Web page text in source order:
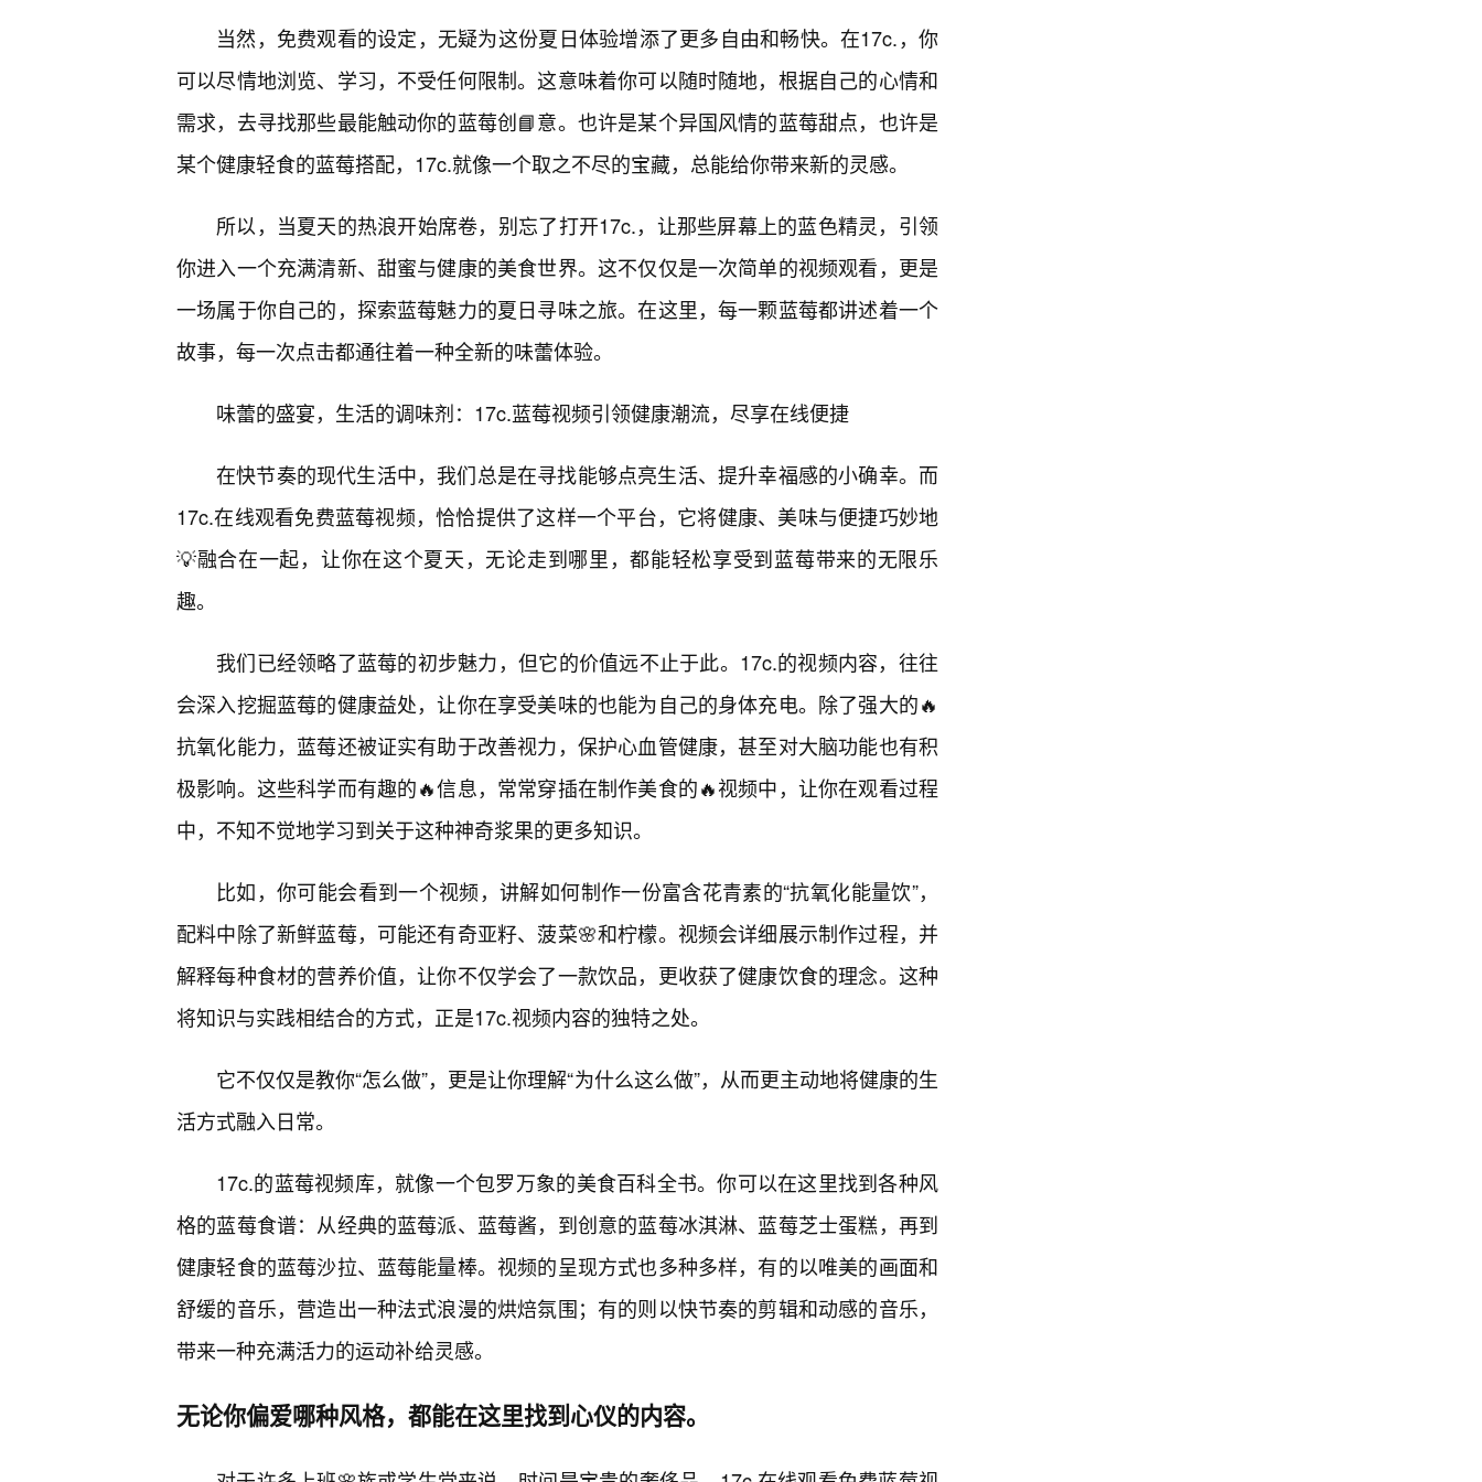
当然，免费观看的设定，无疑为这份夏日体验增添了更多自由和畅快。在17c.，你
可以尽情地浏览、学习，不受任何限制。这意味着你可以随时随地，根据自己的心情和
需求，去寻找那些最能触动你的蓝莓创📘意。也许是某个异国风情的蓝莓甜点，也许是
某个健康轻食的蓝莓搭配，17c.就像一个取之不尽的宝藏，总能给你带来新的灵感。
所以，当夏天的热浪开始席卷，别忘了打开17c.，让那些屏幕上的蓝色精灵，引领
你进入一个充满清新、甜蜜与健康的美食世界。这不仅仅是一次简单的视频观看，更是
一场属于你自己的，探索蓝莓魅力的夏日寻味之旅。在这里，每一颗蓝莓都讲述着一个
故事，每一次点击都通往着一种全新的味蕾体验。
味蕾的盛宴，生活的调味剂：17c.蓝莓视频引领健康潮流，尽享在线便捷
在快节奏的现代生活中，我们总是在寻找能够点亮生活、提升幸福感的小确幸。而
17c.在线观看免费蓝莓视频，恰恰提供了这样一个平台，它将健康、美味与便捷巧妙地
💡融合在一起，让你在这个夏天，无论走到哪里，都能轻松享受到蓝莓带来的无限乐
趣。
我们已经领略了蓝莓的初步魅力，但它的价值远不止于此。17c.的视频内容，往往
会深入挖掘蓝莓的健康益处，让你在享受美味的也能为自己的身体充电。除了强大的🔥
抗氧化能力，蓝莓还被证实有助于改善视力，保护心血管健康，甚至对大脑功能也有积
极影响。这些科学而有趣的🔥信息，常常穿插在制作美食的🔥视频中，让你在观看过程
中，不知不觉地学习到关于这种神奇浆果的更多知识。
比如，你可能会看到一个视频，讲解如何制作一份富含花青素的“抗氧化能量饮”，
配料中除了新鲜蓝莓，可能还有奇亚籽、菠菜🌸和柠檬。视频会详细展示制作过程，并
解释每种食材的营养价值，让你不仅学会了一款饮品，更收获了健康饮食的理念。这种
将知识与实践相结合的方式，正是17c.视频内容的独特之处。
它不仅仅是教你“怎么做”，更是让你理解“为什么这么做”，从而更主动地将健康的生
活方式融入日常。
17c.的蓝莓视频库，就像一个包罗万象的美食百科全书。你可以在这里找到各种风
格的蓝莓食谱：从经典的蓝莓派、蓝莓酱，到创意的蓝莓冰淇淋、蓝莓芝士蛋糕，再到
健康轻食的蓝莓沙拉、蓝莓能量棒。视频的呈现方式也多种多样，有的以唯美的画面和
舒缓的音乐，营造出一种法式浪漫的烘焙氛围；有的则以快节奏的剪辑和动感的音乐，
带来一种充满活力的运动补给灵感。
无论你偏爱哪种风格，都能在这里找到心仪的内容。